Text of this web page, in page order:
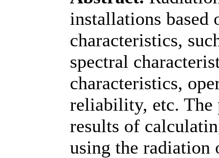
installations based
characteristics,
spectral
characteristics,
reliability, etc. The
results of
using the radiation